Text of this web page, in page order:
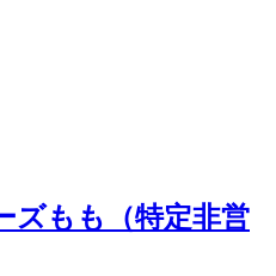
ズもも（特定非営